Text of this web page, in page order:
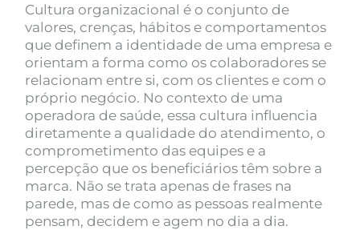
Cultura organizacional é o conjunto de
valores, crenças, hábitos e comportamentos
que definem a identidade de uma empresa e
orientam a forma como os colaboradores se
relacionam entre si, com os clientes e com o
próprio negócio. No contexto de uma
operadora de saúde, essa cultura influencia
diretamente a qualidade do atendimento, o
comprometimento das equipes e a
percepção que os beneficiários têm sobre a
marca. Não se trata apenas de frases na
parede, mas de como as pessoas realmente
pensam, decidem e agem no dia a dia.